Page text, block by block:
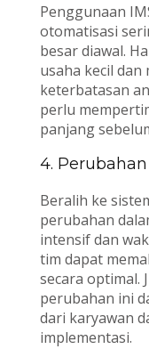
Penggunaan
otomatisasi
besar diawal.
usaha kecil dan
keterbatasan
perlu
panjang
4. Perubahan
Beralih ke
perubahan
intensif dan
tim dapat
secara optimal.
perubahan ini
dari karyawan
implementasi.